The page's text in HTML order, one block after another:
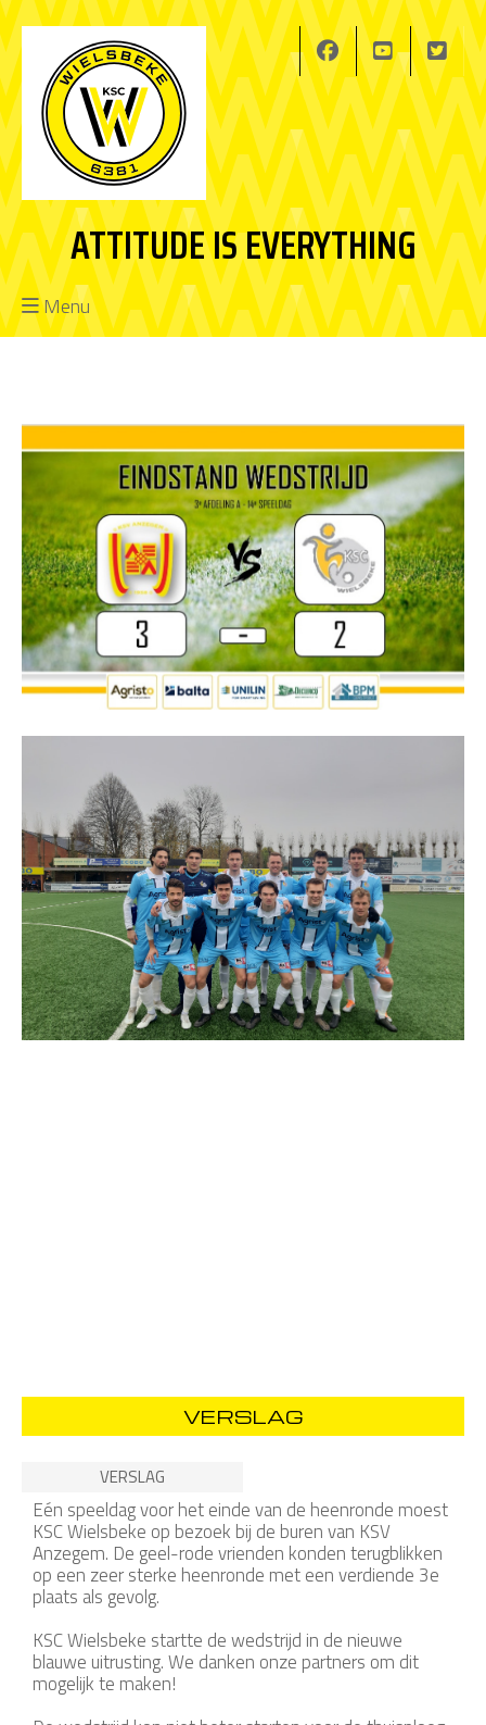
ATTITUDE IS EVERYTHING
Menu
VERSLAG
VERSLAG
Eén speeldag voor het einde van de heenronde moest
KSC Wielsbeke op bezoek bij de buren van KSV
Anzegem. De geel-rode vrienden konden terugblikken
op een zeer sterke heenronde met een verdiende 3e
plaats als gevolg.
KSC Wielsbeke startte de wedstrijd in de nieuwe
blauwe uitrusting. We danken onze partners om dit
mogelijk te maken!